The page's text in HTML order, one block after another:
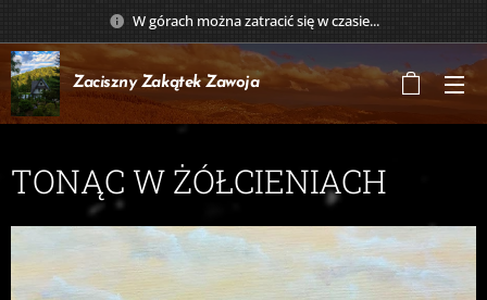
W górach można zatracić się w czasie...
Zaciszny Zakątek Zawoja
TONĄC W ŻÓŁCIENIACH